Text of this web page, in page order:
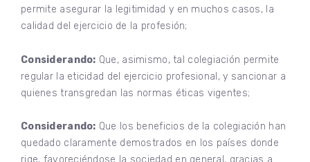
permite asegurar la legitimidad y en muchos casos, la
calidad del ejercicio de la profesión;
Considerando: Que, asimismo, tal colegiación permite
regular la eticidad del ejercicio profesional, y sancionar a
quienes transgredan las normas éticas vigentes;
Considerando: Que los beneficios de la colegiación han
quedado claramente demostrados en los países donde